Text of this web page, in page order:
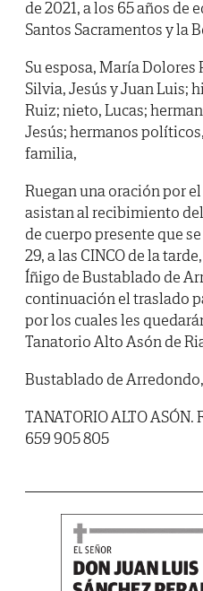
de 2021, a los 65 años de
Santos Sacramentos y la
Su esposa, María Dolores
Silvia, Jesús y Juan Luis;
Ruiz; nieto, Lucas;
Jesús; hermanos
familia,
Ruegan una oración por
asistan al recibimiento
de cuerpo presente que
29, a las CINCO de la
Íñigo de Bustablado de
continuación el traslado
por los cuales les
Tanatorio Alto Asón de
Bustablado de
TANATORIO ALTO
659 905 805